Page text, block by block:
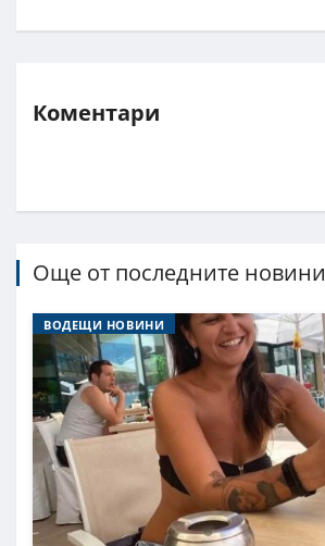
Коментари
Още от последните новини
ВОДЕЩИ НОВИНИ